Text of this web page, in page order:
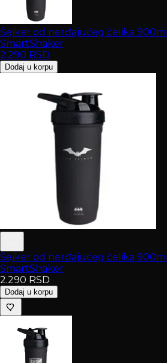
Šejker od nerđajućeg čelika
SmartShaker
2.290 RSD
Dodaj u korpu
Šejker od nerđajućeg čelika
SmartShaker
2.290 RSD
Dodaj u korpu